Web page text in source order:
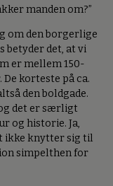
manden om?”
om den borgerlige
betyder det, at vi
er mellem 150-
korteste på ca.
den boldgade.
det er særligt
og historie. Ja,
ikke knytter sig til
simpelthen for